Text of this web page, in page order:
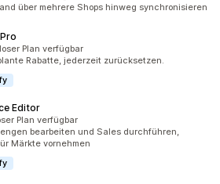
über mehrere Shops hinweg synchronisieren
Plan verfügbar
Rabatte, jederzeit zurücksetzen.
Editor
Plan verfügbar
bearbeiten und Sales durchführen,
Märkte vornehmen